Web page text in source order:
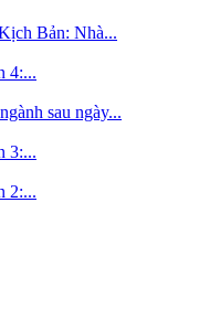
Bản: Nhà...
4:...
sau ngày...
3:...
2:...